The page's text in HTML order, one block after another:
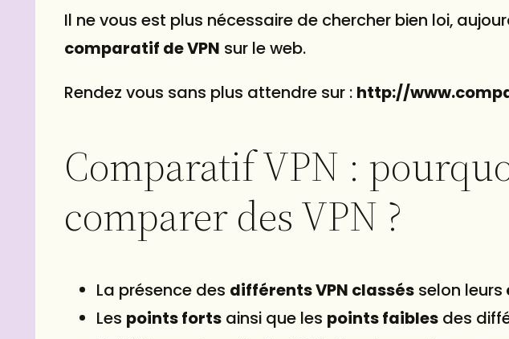
Il ne vous est plus nécessaire de chercher bien loi,
comparatif de VPN sur le web.
Rendez vous sans plus attendre sur : http://
Comparatif VPN :
comparer des VPN ?
La présence des différents VPN classés selon leurs
Les points forts ainsi que les points faibles des